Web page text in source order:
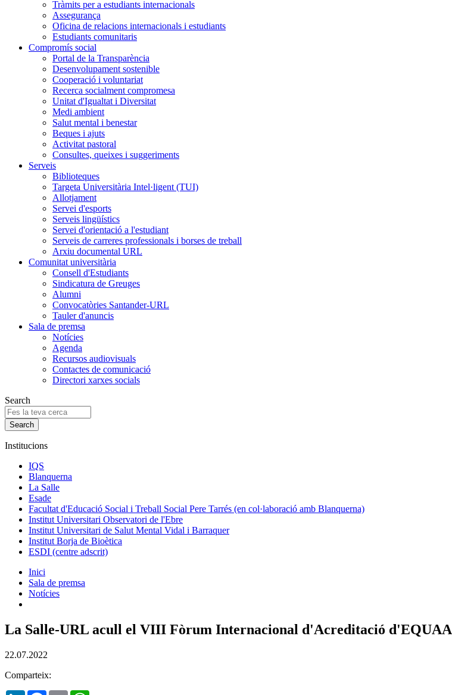
Tràmits per a estudiants internacionals
Assegurança
Oficina de relacions internacionals i estudiants
Estudiants comunitaris
Compromís social
Portal de la Transparència
Desenvolupament sostenible
Cooperació i voluntariat
Recerca socialment compromesa
Unitat d'Igualtat i Diversitat
Medi ambient
Salut mental i benestar
Beques i ajuts
Activitat pastoral
Consultes, queixes i suggeriments
Serveis
Biblioteques
Targeta Universitària Intel·ligent (TUI)
Allotjament
Servei d'esports
Serveis lingüístics
Servei d'orientació a l'estudiant
Serveis de carreres professionals i borses de treball
Arxiu documental URL
Comunitat universitària
Consell d'Estudiants
Sindicatura de Greuges
Alumni
Convocatòries Santander-URL
Tauler d'anuncis
Sala de premsa
Notícies
Agenda
Recursos audiovisuals
Contactes de comunicació
Directori xarxes socials
Search
Institucions
IQS
Blanquerna
La Salle
Esade
Facultat d'Educació Social i Treball Social Pere Tarrés (en col·laboració amb Blanquerna)
Institut Universitari Observatori de l'Ebre
Institut Universitari de Salut Mental Vidal i Barraquer
Institut Borja de Bioètica
ESDI (centre adscrit)
Inici
Sala de premsa
Notícies
La Salle-URL acull el VIII Fòrum Internacional d'Acreditació d'EQUAA
22.07.2022
Comparteix: